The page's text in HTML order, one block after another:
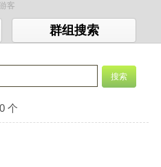
客
群组搜索
个